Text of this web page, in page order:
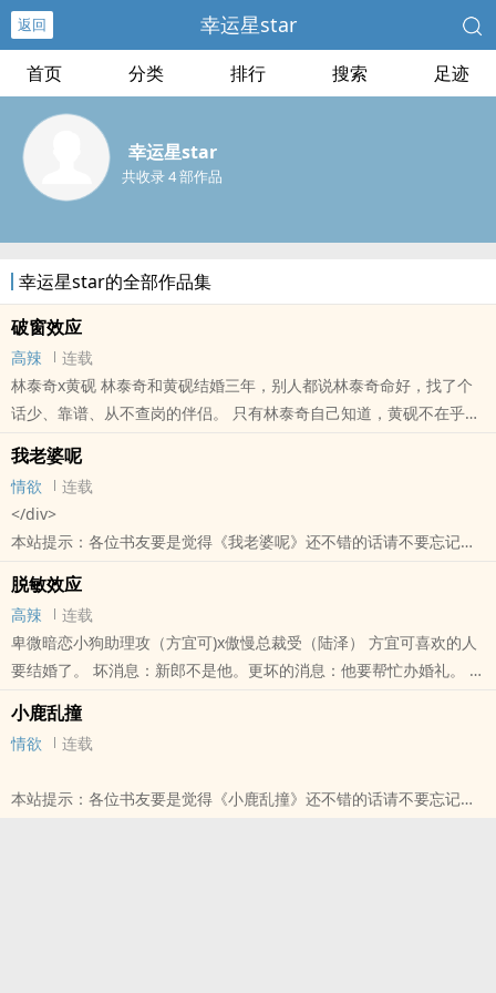
返回 幸运星star
首页 分类 排行 搜索 足迹
幸运星star
共收录 4 部作品
幸运星star的全部作品集
破窗效应
高辣
连载
林泰奇x黄砚 林泰奇和黄砚结婚三年，别人都说林泰奇命好，找了个
话少、靠谱、从不查岗的伴侣。 只有林泰奇自己知道，黄砚不在乎
我？” ..
本站提示：各位书友要是觉得《破窗效应》还不错的话请不要忘记向
您QQ群和微博里的朋友推荐哦！
我老婆呢
情欲
连载
</div>
本站提示：各位书友要是觉得《我老婆呢》还不错的话请不要忘记向
脱敏效应
高辣
连载
卑微暗恋小狗助理攻（方宜可)x傲慢总裁受（陆泽） 方宜可喜欢的人
要结婚了。 坏消息：新郎不是他。更坏的消息：他要帮忙办婚礼。 方
宜可为了让自己彻底失望，他要亲眼看到那场婚礼，要亲耳听到那..
本站提示：各位书友要是觉得《脱敏效应》还不错的话请不要忘记向
您QQ群和微博里的朋友推荐哦！
小鹿乱撞
情欲 连载
本站提示：各位书友要是觉得《小鹿乱撞》还不错的话请不要忘记向